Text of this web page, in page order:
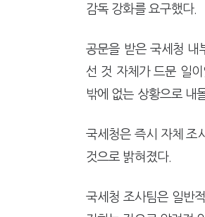
감독 강화를 요구했다.
공문을 받은 국세청 내
선 것 자체가 드문 일
밖에 없는 상황으로 내
국세청은 즉시 자체 조
것으로 밝혀졌다.
국세청 조사팀은 일반